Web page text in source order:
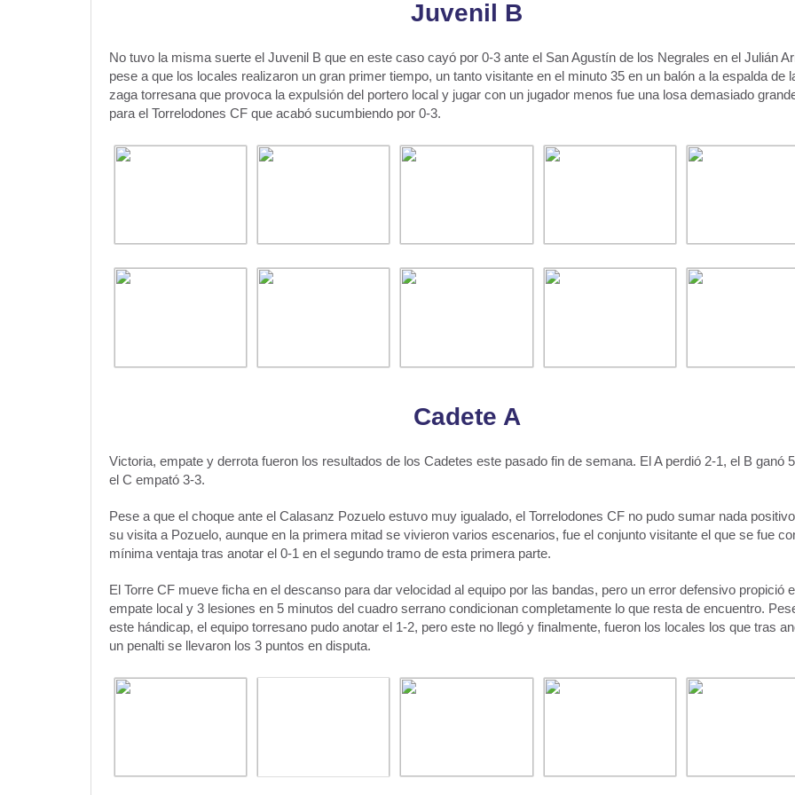
Juvenil B
No tuvo la misma suerte el Juvenil B que en este caso cayó por 0-3 ante el San Agustín de los Negrales en el Julián
pese a que los locales realizaron un gran primer tiempo, un tanto visitante en el minuto 35 en un balón a la espalda de
zaga torresana que provoca la expulsión del portero local y jugar con un jugador menos fue una losa demasiado
para el Torrelodones CF que acabó sucumbiendo por 0-3.
Cadete A
Victoria, empate y derrota fueron los resultados de los Cadetes este pasado fin de semana. El A perdió 2-1, el B ganó
el C empató 3-3.
Pese a que el choque ante el Calasanz Pozuelo estuvo muy igualado, el Torrelodones CF no pudo sumar nada
su visita a Pozuelo, aunque en la primera mitad se vivieron varios escenarios, fue el conjunto visitante el que se fue
mínima ventaja tras anotar el 0-1 en el segundo tramo de esta primera parte.
El Torre CF mueve ficha en el descanso para dar velocidad al equipo por las bandas, pero un error defensivo propició
empate local y 3 lesiones en 5 minutos del cuadro serrano condicionan completamente lo que resta de encuentro.
este hándicap, el equipo torresano pudo anotar el 1-2, pero este no llegó y finalmente, fueron los locales los que tras
un penalti se llevaron los 3 puntos en disputa.